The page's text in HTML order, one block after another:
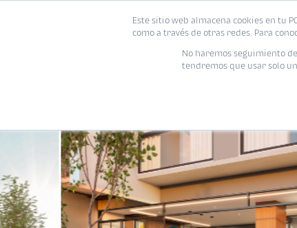
Este sitio web almacena cookies en tu
como a través de otras redes. Para
No haremos seguimiento
tendremos que usar solo